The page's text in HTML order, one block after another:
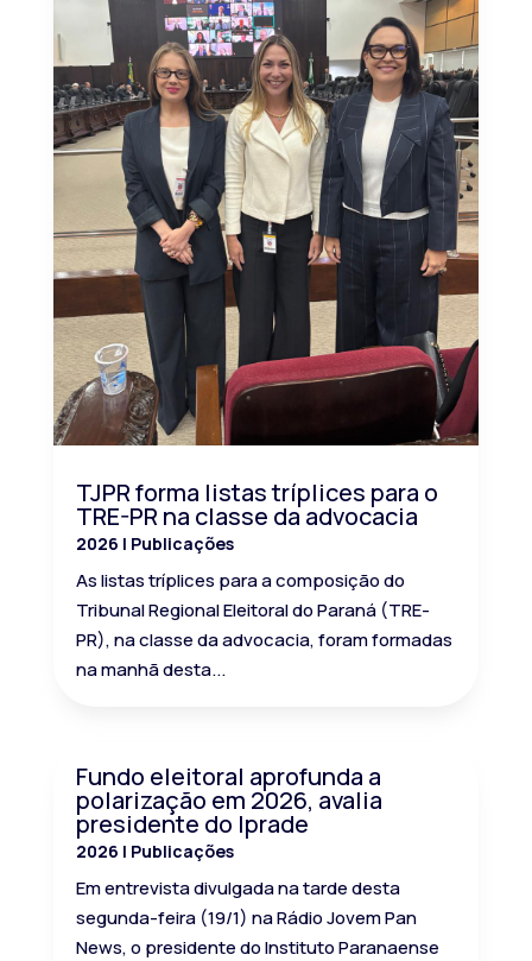
TJPR forma listas tríplices para o
TRE-PR na classe da advocacia
2026 | Publicações
As listas tríplices para a composição do
Tribunal Regional Eleitoral do Paraná (TRE-
PR), na classe da advocacia, foram formadas
na manhã desta...
Fundo eleitoral aprofunda a
polarização em 2026, avalia
presidente do Iprade
2026 | Publicações
Em entrevista divulgada na tarde desta
segunda-feira (19/1) na Rádio Jovem Pan
News, o presidente do Instituto Paranaense